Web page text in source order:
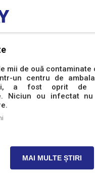
mii de ouă contaminate
un centru de
a fost oprit de
Niciun ou infectat
MAI MULTE ȘTIRI